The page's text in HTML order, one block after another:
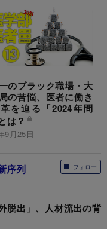
のブラック職場・大
の苦悩、医者に働き
を迫る「2024年問
は？
9月25日
フォロー
序列
脱出」、人材流出の背